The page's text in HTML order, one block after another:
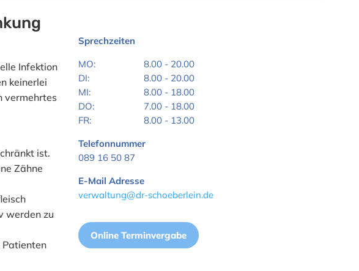
Infektion
keinerlei
vermehrtes
ist.
Zähne
werden zu
Patienten
Sprechzeiten
MO:
8.00 - 20.00
DI:
8.00 - 20.00
MI:
8.00 - 18.00
DO:
7.00 - 18.00
FR:
8.00 - 13.00
Telefonnummer
089 16 50 87
E-Mail Adresse
verwaltung@dr-schoeberlein.de
Online Terminvergabe